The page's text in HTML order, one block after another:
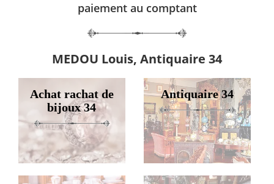
paiement au comptant
MEDOU Louis, Antiquaire 34
Achat rachat de
bijoux 34
Antiquaire 34